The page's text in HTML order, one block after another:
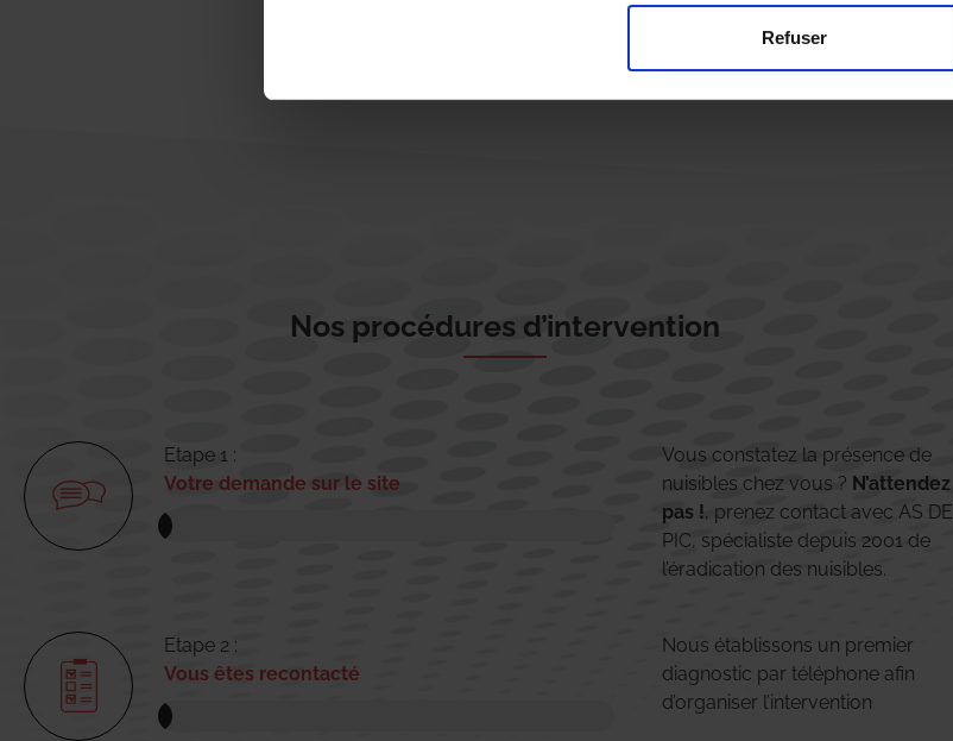
Refuser
Nos procédures d’intervention
Etape 1 :
Votre demande sur le site
Vous constatez la présence de
nuisibles chez vous ? N’attendez
pas !, prenez contact avec AS DE
PIC, spécialiste depuis 2001 de
l’éradication des nuisibles.
Etape 2 :
Vous êtes recontacté
Nous établissons un premier
diagnostic par téléphone afin
d’organiser l’intervention